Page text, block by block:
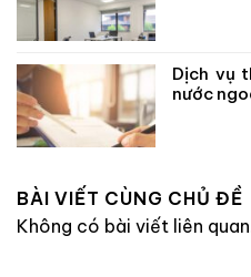
Dịch vụ
nước
BÀI VIẾT CÙNG CHỦ ĐỀ
Không có bài viết liên